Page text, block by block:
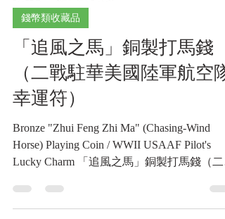
讀畢需時 5 分鐘
錢幣類收藏品
（二戰駐華美國陸軍航空隊
幸運符）
Bronze "Zhui Feng Zhi Ma" (Chasing-Wind
Horse) Playing Coin / WWII USAAF Pilot's